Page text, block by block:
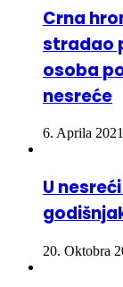
stradao
osoba
nesreće
6. Aprila 2021.
20. Oktobra